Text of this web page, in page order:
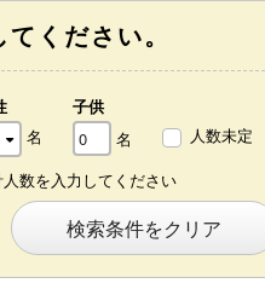
ください。
名
子供
名
人数未定
数を入力してください
検索条件をクリア